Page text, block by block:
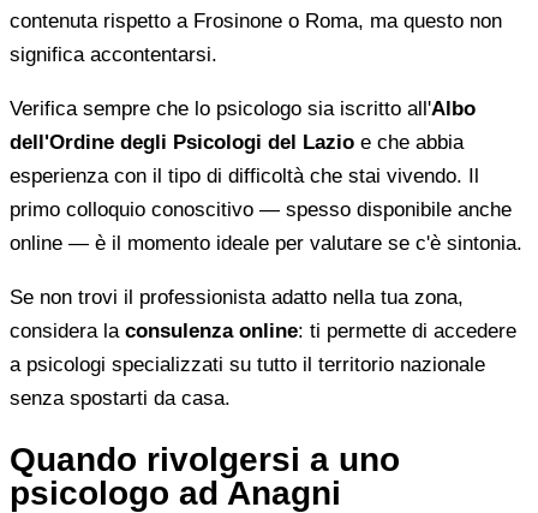
contenuta rispetto a Frosinone o Roma, ma questo non
significa accontentarsi.
Verifica sempre che lo psicologo sia iscritto all'Albo
dell'Ordine degli Psicologi del Lazio e che abbia
esperienza con il tipo di difficoltà che stai vivendo. Il
primo colloquio conoscitivo — spesso disponibile anche
online — è il momento ideale per valutare se c'è sintonia.
Se non trovi il professionista adatto nella tua zona,
considera la consulenza online: ti permette di accedere
a psicologi specializzati su tutto il territorio nazionale
senza spostarti da casa.
Quando rivolgersi a uno
psicologo ad Anagni